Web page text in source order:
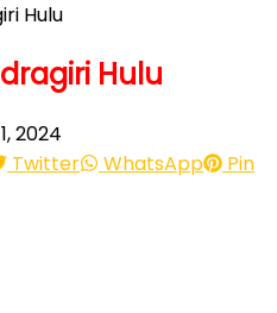
Hulu
Hulu
2024
Twitter WhatsApp
Pin